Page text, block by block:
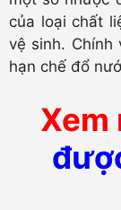
của loại chất
vệ sinh. Chính
hạn chế đổ
Xem